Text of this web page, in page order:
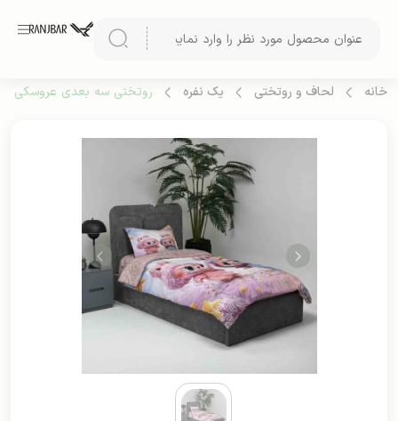
خانه لحاف و روتختی یک نفره روتختی سه بعدی عروسکی